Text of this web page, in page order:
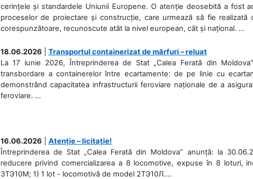
cerințele și standardele Uniunii Europene. O atenție deosebită a fost
proceselor de proiectare și construcție, care urmează să fie
corespunzătoare, recunoscute atât la nivel european, cât și național. ...
18.06.2026
Transportul containerizat de mărfuri – reluat
La 17 iunie 2026, Întreprinderea de Stat „Calea Ferată din
transbordare a containerelor între ecartamente: de pe linie cu
demonstrând capacitatea infrastructurii feroviare naționale de a
feroviare. ...
16.06.2026
Atenție – licitație!
Întreprinderea de Stat „Calea Ferată din Moldova” anunță: la
reducere privind comercializarea a 8 locomotive, expuse în 8 loturi,
3ТЭ10М; 1) 1 lot - locomotivă de model 2ТЭ10Л....